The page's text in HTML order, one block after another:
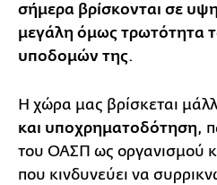
σήμερα βρίσκονται σε
μεγάλη όμως τρωτότητα
υποδομών της.
Η χώρα μας βρίσκεται
και υποχρηματοδότηση,
του ΟΑΣΠ ως οργανισμού
που κινδυνεύει να